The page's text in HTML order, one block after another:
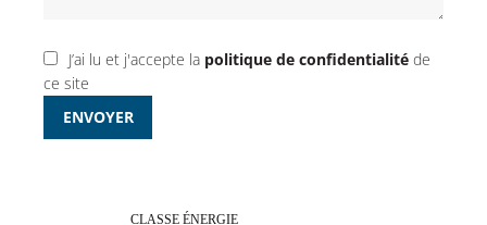
J’ai lu et j'accepte la politique de confidentialité de
ce site
ENVOYER